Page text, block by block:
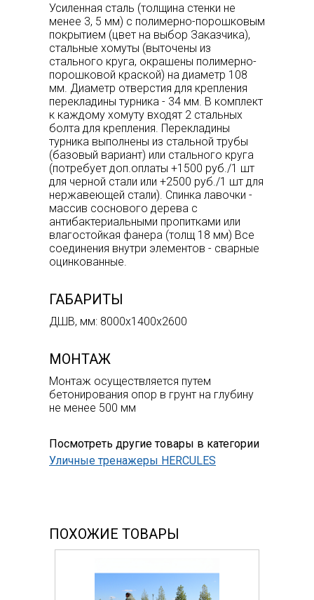
Усиленная сталь (толщина стенки не
менее 3, 5 мм) с полимерно-порошковым
покрытием (цвет на выбор Заказчика),
стальные хомуты (выточены из
стального круга, окрашены полимерно-
порошковой краской) на диаметр 108
мм. Диаметр отверстия для крепления
перекладины турника - 34 мм. В комплект
к каждому хомуту входят 2 стальных
болта для крепления. Перекладины
турника выполнены из стальной трубы
(базовый вариант) или стального круга
(потребует доп.оплаты +1500 руб./1 шт
для черной стали или +2500 руб./1 шт для
нержавеющей стали). Спинка лавочки -
массив соснового дерева с
антибактериальными пропитками или
влагостойкая фанера (толщ 18 мм) Все
соединения внутри элементов - сварные
оцинкованные.
ГАБАРИТЫ
ДШВ, мм: 8000х1400х2600
МОНТАЖ
Монтаж осуществляется путем
бетонирования опор в грунт на глубину
не менее 500 мм
Посмотреть другие товары в категории
Уличные тренажеры HERCULES
ПОХОЖИЕ ТОВАРЫ